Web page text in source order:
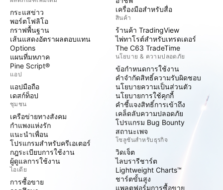
กระแสข่าว
พอร์ตโฟลิโอ
กราฟพื้นฐาน
เส้นแสดงอัตราผลตอบแทน
Options
แผนที่มหภาค
Pine Script®
แอป
แอปมือถือ
เดสก์ท็อป
ชุมชน
เครือข่ายทางสังคม
กำแพงแห่งรัก
แนะนำเพื่อน
โปรแกรมสำหรับครีเอเตอร์
กฎระเบียบการใช้งาน
ผู้ดูแลการใช้งาน
ไอเดีย
การซื้อขาย
เครื่องมือสำหรับสื่อ
สินค้า
ร้านค้า TradingView
ไพ่ทาโรต์สำหรับเทรดเดอร์
The C63 TradeTime
นโยบาย & ความปลอดภัย
ข้อกำหนดการใช้งาน
คำจำกัดสิทธิ์ความรับผิดชอบ
นโยบายความเป็นส่วนตัว
นโยบายการใช้คุกกี้
คำชี้แจงสิทธิ์การเข้าถึง
เคล็ดลับความปลอดภัย
โปรแกรม Bug Bounty
สถานะเพจ
โซลูชันสำหรับธุรกิจ
วิดเจ็ต
ไลบรารีชาร์ต
Lightweight Charts™
ชาร์ตขั้นสูง
แพลตฟอร์มการซื้อขาย